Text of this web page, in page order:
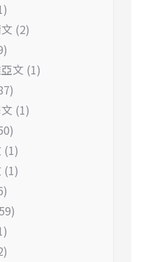
(2)
文 (1)
(1)
(1)
(1)